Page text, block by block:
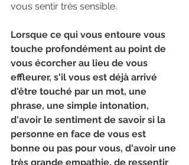
vous sentir très sensible.
Lorsque ce qui vous entoure vous
touche profondément au point de
vous écorcher au lieu de vous
effleurer, s'il vous est déjà arrivé
d'être touché par un mot, une
phrase, une simple intonation,
d'avoir le sentiment de savoir si la
personne en face de vous est
bonne ou pas pour vous, d'avoir une
très grande empathie, de ressentir